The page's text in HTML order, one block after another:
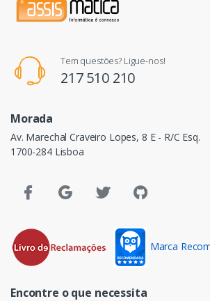
Tem questões? Ligue-nos!
217 510 210
Morada
Av. Marechal Craveiro Lopes, 8 E - R/C Esq.
1700-284 Lisboa
Marca
Encontre o que necessita